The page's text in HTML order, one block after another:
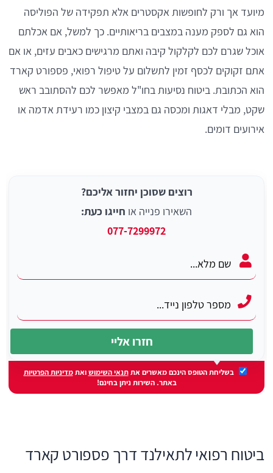
מיועד אך ורק לחופשות אקסטרים אלא תפקידה של הפוליסה
הוא גם לספק מענה במצבים בריאותיים. כך למשל, אם אכלתם
אוכל שגרם לכם לקלקול קיבה ואתם מרגישים כאבים עזים, או אם
אתם זקוקים לכסף זמין לתשלום על טיפול רפואי, פספורט קארד
הוא הכתובת. ביטוח נסיעות בחו"ל מאפשר לכם להסתובב ראש
שקט, מבלי דאגות ומכסה גם במצבי קיצון כמו רעידת אדמה או
אירועים דומים.
רוצים שסוכן יחזור אליכם?
השאירו פנייה או חייגו כעת:
077-7299972
בשליחת הטופס הינכם מאשרים אתתנאי השימושואתמדיניות הפרטיות
באתר. השירות ניתן בחינם!
ביטוח רפואי לתאילנד דרך פספורט קארד